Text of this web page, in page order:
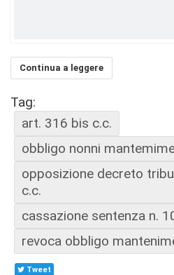
Continua a leggere
Tag:
art. 316 bis c.c.
obbligo nonni
opposizione decreto
c.c.
cassazione sentenza n.
revoca obbligo
Tweet